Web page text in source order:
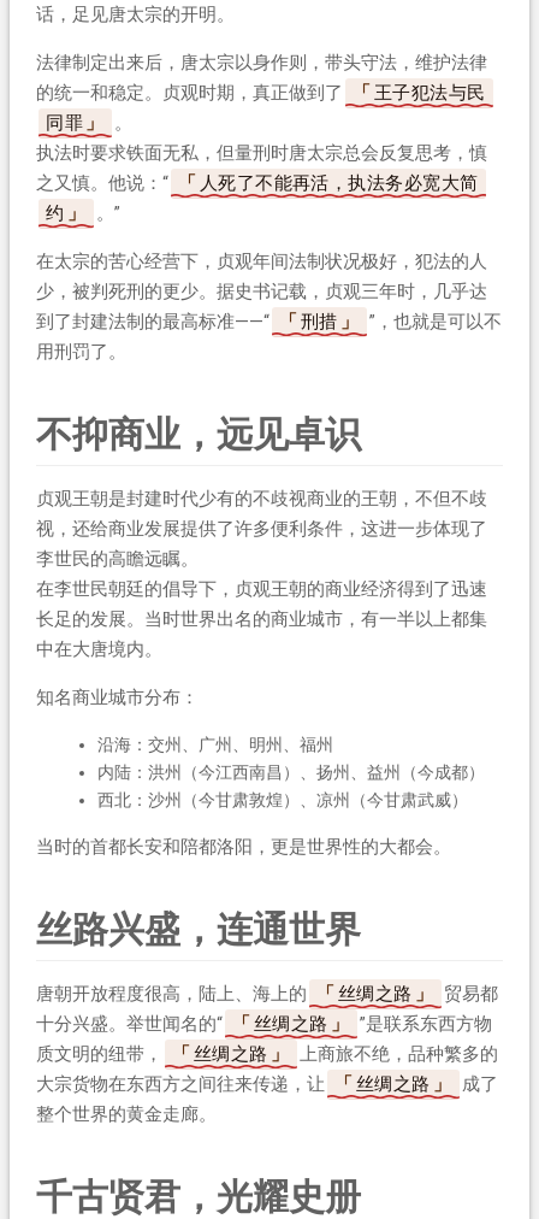
话，足见唐太宗的开明。
法律制定出来后，唐太宗以身作则，带头守法，维护法律
的统一和稳定。贞观时期，真正做到了
王子犯法与民
同罪
。
执法时要求铁面无私，但量刑时唐太宗总会反复思考，慎
之又慎。他说：“
人死了不能再活，执法务必宽大简
约
。”
在太宗的苦心经营下，贞观年间法制状况极好，犯法的人
少，被判死刑的更少。据史书记载，贞观三年时，几乎达
到了封建法制的最高标准——“
刑措
”，也就是可以不
用刑罚了。
不抑商业，远见卓识
贞观王朝是封建时代少有的不歧视商业的王朝，不但不歧
视，还给商业发展提供了许多便利条件，这进一步体现了
李世民的高瞻远瞩。
在李世民朝廷的倡导下，贞观王朝的商业经济得到了迅速
长足的发展。当时世界出名的商业城市，有一半以上都集
中在大唐境内。
知名商业城市分布：
沿海：交州、广州、明州、福州
内陆：洪州（今江西南昌）、扬州、益州（今成都）
西北：沙州（今甘肃敦煌）、凉州（今甘肃武威）
当时的首都长安和陪都洛阳，更是世界性的大都会。
丝路兴盛，连通世界
唐朝开放程度很高，陆上、海上的 丝绸之路
贸易都
十分兴盛。举世闻名的“
丝绸之路
”是联系东西方物
质文明的纽带，
丝绸之路
上商旅不绝，品种繁多的
大宗货物在东西方之间往来传递，让
丝绸之路
成了
整个世界的黄金走廊。
千古贤君，光耀史册